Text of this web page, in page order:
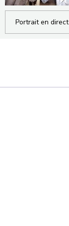
Portrait en direct